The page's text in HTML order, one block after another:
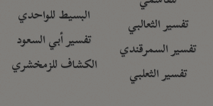
تفسير الثعالبي
تفسير السمرقندي
تفسير الثعلبي
البسيط للواحدي
تفسير أبي السعود
الكشاف للزمخشري